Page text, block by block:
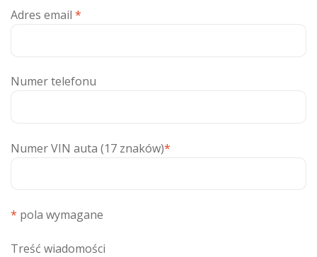
Adres email *
Numer telefonu
Numer VIN auta (17 znaków)*
* pola wymagane
Treść wiadomości